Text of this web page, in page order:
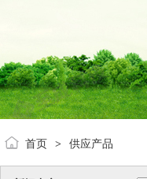
首页 > 供应产品